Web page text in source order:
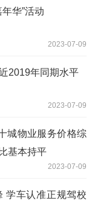
华”活动
2023-07-09
2019年同期水平
2023-07-09
城物业服务价格综
基本持平
2023-07-09
学车认准正规驾校